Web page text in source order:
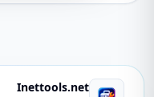
Inettools.net